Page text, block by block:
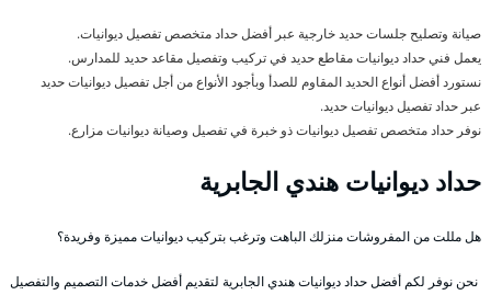
صيانة وتصليح جلسات حديد خارجية عبر أفضل حداد متخصص تفصيل ديوانيات.
يعمل فني حداد ديوانيات مقاطع حديد في تركيب وتفصيل مقاعد حديد للمدارس.
نستورد أفضل أنواع الحديد المقاوم للصدأ وبأجود الأنواع من أجل تفصيل ديوانيات حديد
عبر حداد تفصيل ديوانيات حديد.
نوفر حداد متخصص تفصيل ديوانيات ذو خبرة في تفصيل وصيانة ديوانيات مزارع.
حداد ديوانيات هندي الجابرية
هل مللت من المفروشات منزلك الباهت وترغب بتركيب ديوانيات مميزة وفريدة؟
نحن نوفر لكم أفضل حداد ديوانيات هندي الجابرية لتقديم أفضل خدمات التصميم والتفصيل